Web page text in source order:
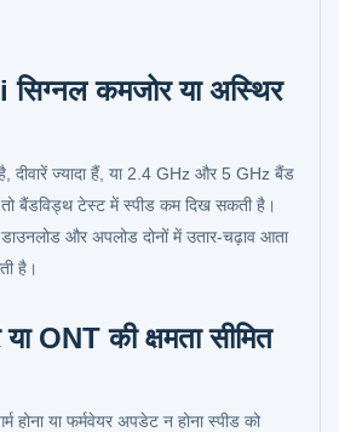
कमजोर या अस्थिर
दीवारें ज्यादा हैं, या 2.4 GHz और 5 GHz बैंड
तो बैंडविड्थ टेस्ट में स्पीड कम दिख सकती है।
और अपलोड दोनों में उतार-चढ़ाव आता
है।
ONT की क्षमता सीमित
होना या फर्मवेयर अपडेट न होना स्पीड को